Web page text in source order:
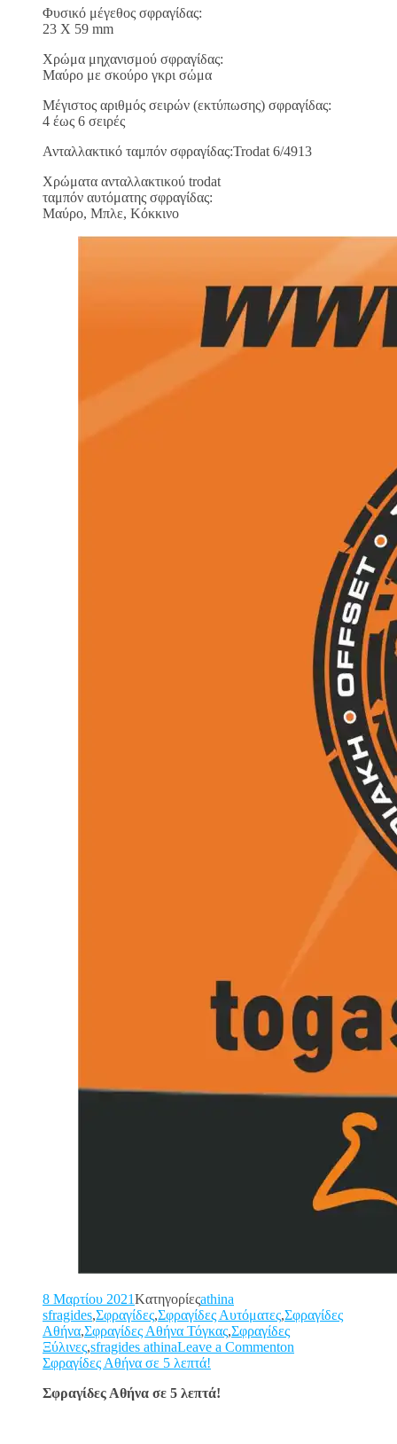
Φυσικό μέγεθος σφραγίδας:
23 X 59 mm
Χρώμα μηχανισμού σφραγίδας:
Μαύρο με σκούρο γκρι σώμα
Μέγιστος αριθμός σειρών (εκτύπωσης) σφραγίδας:
4 έως 6 σειρές
Ανταλλακτικό ταμπόν σφραγίδας:Trodat 6/4913
Χρώματα ανταλλακτικού trodat
ταμπόν αυτόματης σφραγίδας:
Μαύρο, Μπλε, Κόκκινο
8 Μαρτίου 2021Kατηγορίεςathina
sfragides,Σφραγίδες,Σφραγίδες Αυτόματες,Σφραγίδες
Αθήνα,Σφραγίδες Αθήνα Τόγκας,Σφραγίδες
Ξύλινες,sfragides athinaLeave a Commenton
Σφραγίδες Αθήνα σε 5 λεπτά!
Σφραγίδες Αθήνα σε 5 λεπτά!